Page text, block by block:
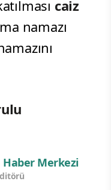
caiz
namazı
Merkezi